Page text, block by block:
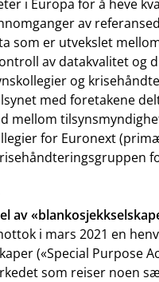
i Europa for å heve
av
som er utvekslet
av datakvalitet og
og
med foretakene
mellom
for Euronext
av
i mars 2021 en
(«Special Purpose
som reiser noen